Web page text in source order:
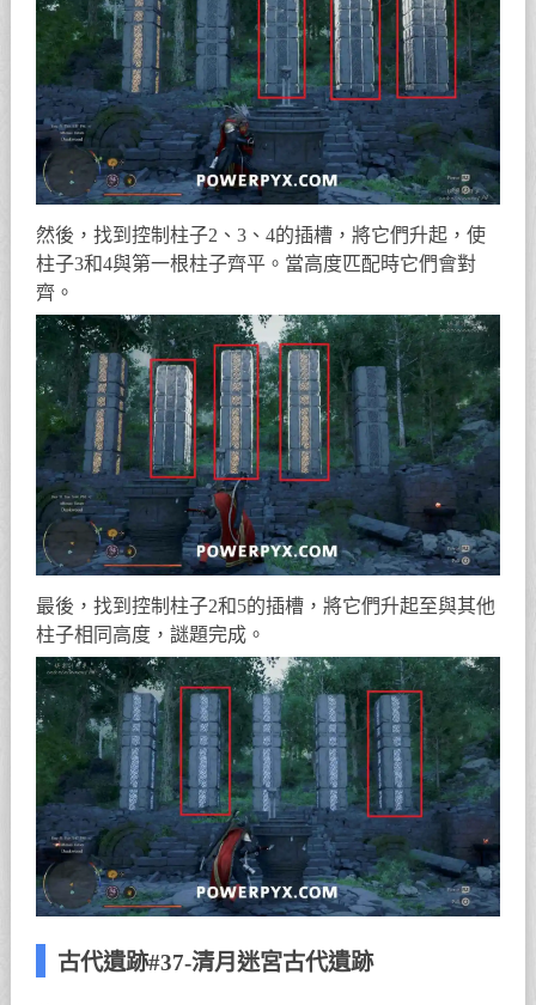
然後，找到控制柱子2、3、4的插槽，將它們升起，使
柱子3和4與第一根柱子齊平。當高度匹配時它們會對
齊。
最後，找到控制柱子2和5的插槽，將它們升起至與其他
柱子相同高度，謎題完成。
古代遺跡#37-清月迷宮古代遺跡